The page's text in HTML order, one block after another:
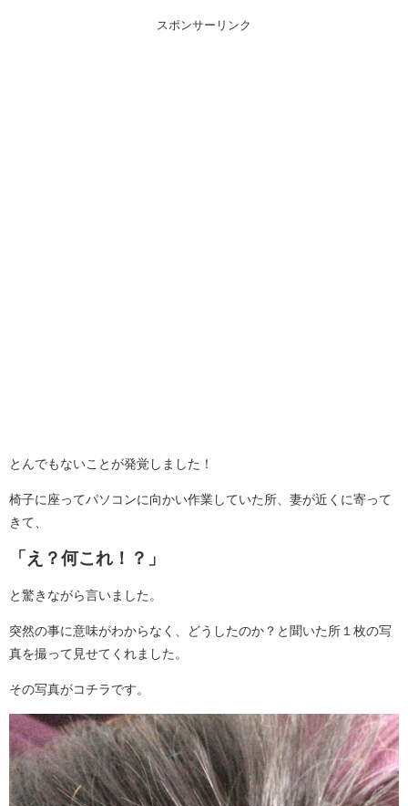
スポンサーリンク
とんでもないことが発覚しました！
椅子に座ってパソコンに向かい作業していた所、妻が近くに寄って
きて、
「え？何これ！？」
と驚きながら言いました。
突然の事に意味がわからなく、どうしたのか？と聞いた所１枚の写
真を撮って見せてくれました。
その写真がコチラです。